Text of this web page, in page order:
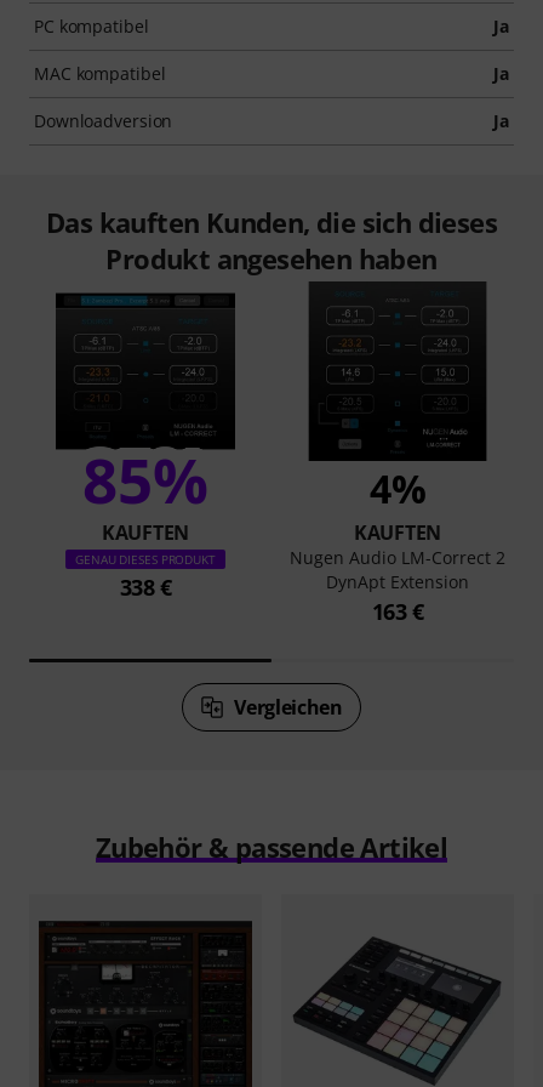
PC kompatibel Ja
MAC kompatibel Ja
Downloadversion Ja
Das kauften Kunden, die sich dieses
Produkt angesehen haben
85%
KAUFTEN
GENAU DIESES PRODUKT
338 €
4%
KAUFTEN
Nugen Audio LM-Correct 2
DynApt Extension
163 €
Vergleichen
Zubehör & passende Artikel